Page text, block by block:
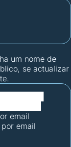
um nome de
se actualizar
email
email